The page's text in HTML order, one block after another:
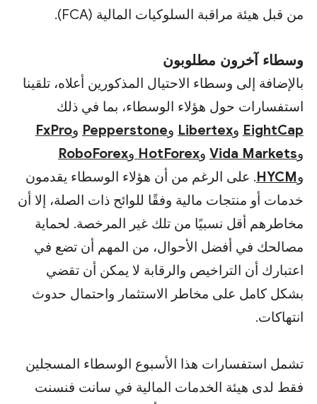
من قبل هيئة مراقبة السلوكيات المالية (FCA).
وسطاء آخرون مطلوبون
بالإضافة إلى وسطاء الاحتيال المذكورين أعلاه، تلقينا
استفسارات حول هؤلاء الوسطاء، بما في ذلك
EightCap وLibertex وPepperstone وFxPro
وVida Markets وHotForex وRoboForex
وHYCM. على الرغم من أن هؤلاء الوسطاء يقدمون
خدمات أو منتجات مالية وفقًا للوائح ذات الصلة، إلا أن
مخاطرهم أقل نسبيًا من تلك غير المرخصة. لحماية
مصالحك في أفضل الأحوال، من المهم أن تضع في
اعتبارك أن التراخيص والرقابة لا يمكن أن تقضي
بشكل كامل على مخاطر الاستثمار واحتمال حدوث
انتهاكات.
تشمل استفسارات هذا الأسبوع الوسطاء المسجلين
فقط لدى هيئة الخدمات المالية في سانت فنسنت